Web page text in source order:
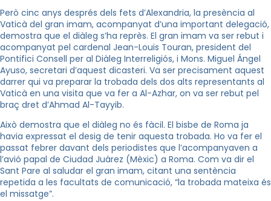
Però cinc anys després dels fets d’Alexandria, la presència al
Vaticà del gran imam, acompanyat d’una important delegació,
demostra que el diàleg s’ha reprès. El gran imam va ser rebut i
acompanyat pel cardenal Jean-Louis Touran, president del
Pontifici Consell per al Diàleg Interreligiós, i Mons. Miguel Ángel
Ayuso, secretari d’aquest dicasteri. Va ser precisament aquest
darrer qui va preparar la trobada dels dos alts representants al
Vaticà en una visita que va fer a Al-Azhar, on va ser rebut pel
braç dret d’Ahmad Al-Tayyib.
Això demostra que el diàleg no és fàcil. El bisbe de Roma ja
havia expressat el desig de tenir aquesta trobada. Ho va fer el
passat febrer davant dels periodistes que l’acompanyaven a
l’avió papal de Ciudad Juárez (Mèxic) a Roma. Com va dir el
Sant Pare al saludar el gran imam, citant una sentència
repetida a les facultats de comunicació, “la trobada mateixa és
el missatge”.